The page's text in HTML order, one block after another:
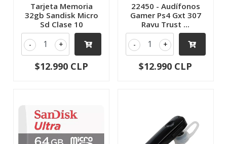
Tarjeta Memoria
32gb Sandisk Micro
Sd Clase 10
+
-
$12.990 CLP
22450 - Audífonos
Gamer Ps4 Gxt 307
Ravu Trust ...
+
-
$12.990 CLP